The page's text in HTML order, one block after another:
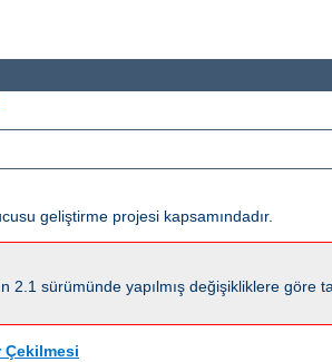
geliştirme projesi kapsamındadır.
2.1 sürümünde yapılmış değişikliklere
Çekilmesi